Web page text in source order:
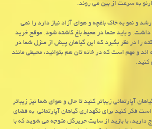
به سرعت از بین می روند.
و نمو به خاک باغچه و هوای آزاد نیاز دارد را نمی
و باید حتما در محیط باغ کاشته شود. موقع خرید
را در نظر بگیرد که این گیاهان پیش از منزل شما در
و مهم است که در خانه تان هم بتوانید، محیطی مانند
آپارتمانی زیباتر کنید تا حال و هوای شما نیز زیباتر
فکر کنید برای نگهداری گیاهان آپارتمانی به فضای
دارید، با بازید از سایت حریرگل متوجه می شوید که با